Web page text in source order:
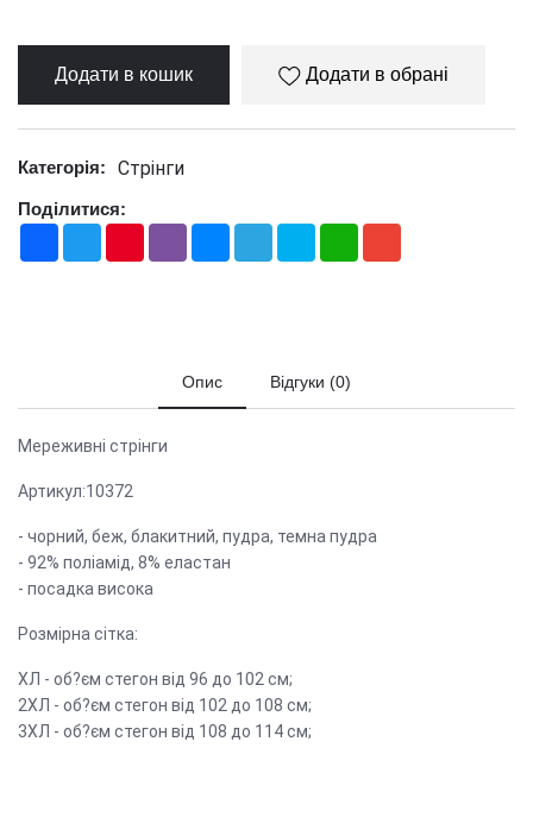
Додати в кошик Додати в обрані
Категорія: Стрінги
Поділитися:
Facebook
TwitterPinterestViber Messenger
TelegramSkypeWhatsApp
Опис Відгуки (0)
Мереживні стрінги
Артикул:10372
- чорний, беж, блакитний, пудра, темна пудра
- 92% поліамід, 8% еластан
- посадка висока
Розмірна сітка:
ХЛ - об?єм стегон від 96 до 102 см;
2ХЛ - об?єм стегон від 102 до 108 см;
3ХЛ - об?єм стегон від 108 до 114 см;